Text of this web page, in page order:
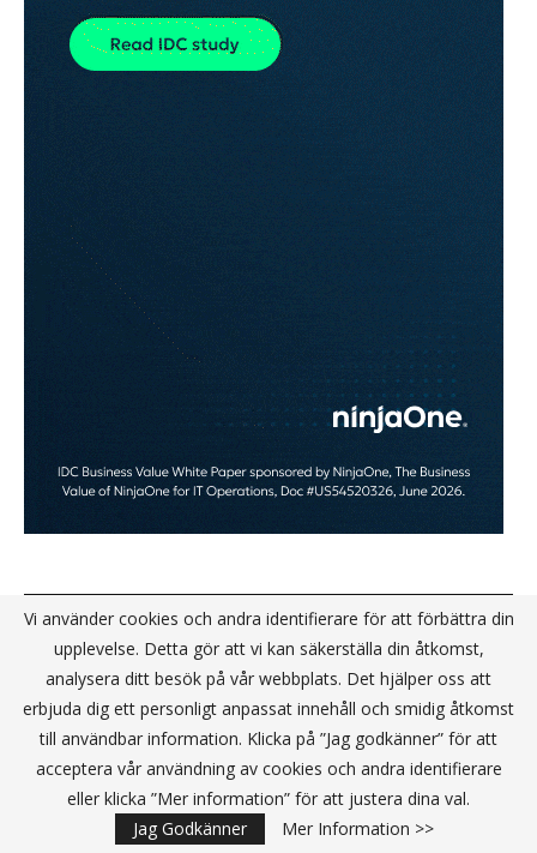
KANALPARTNER
Vi använder cookies och andra identifierare för att förbättra din
upplevelse. Detta gör att vi kan säkerställa din åtkomst,
analysera ditt besök på vår webbplats. Det hjälper oss att
erbjuda dig ett personligt anpassat innehåll och smidig åtkomst
till användbar information. Klicka på ”Jag godkänner” för att
acceptera vår användning av cookies och andra identifierare
eller klicka ”Mer information” för att justera dina val.
Jag Godkänner
Mer Information >>